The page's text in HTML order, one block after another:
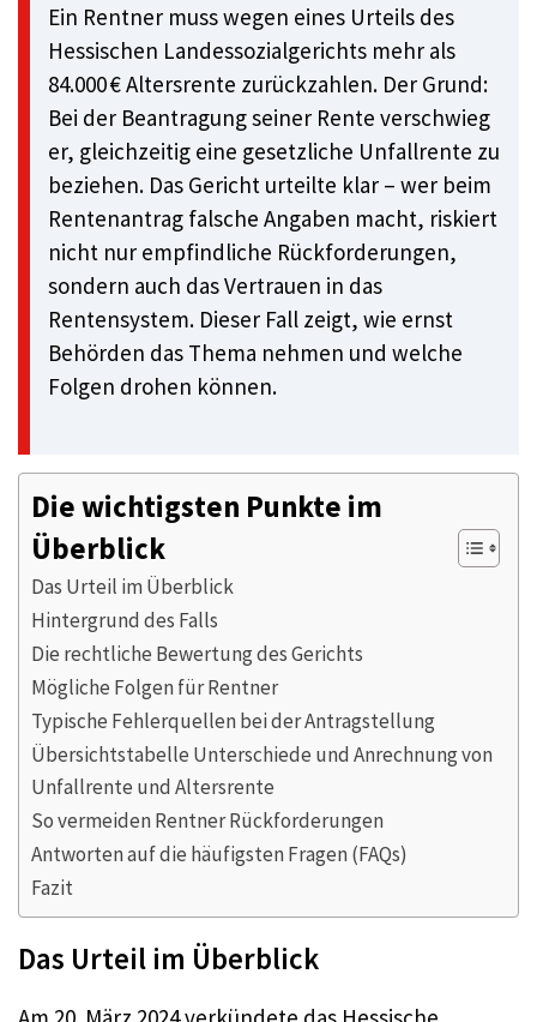
Ein Rentner muss wegen eines Urteils des
Hessischen Landessozialgerichts mehr als
84.000 € Altersrente zurückzahlen. Der Grund:
Bei der Beantragung seiner Rente verschwieg
er, gleichzeitig eine gesetzliche Unfallrente zu
beziehen. Das Gericht urteilte klar – wer beim
Rentenantrag falsche Angaben macht, riskiert
nicht nur empfindliche Rückforderungen,
sondern auch das Vertrauen in das
Rentensystem. Dieser Fall zeigt, wie ernst
Behörden das Thema nehmen und welche
Folgen drohen können.
Die wichtigsten Punkte im
Überblick
Das Urteil im Überblick
Hintergrund des Falls
Die rechtliche Bewertung des Gerichts
Mögliche Folgen für Rentner
Typische Fehlerquellen bei der Antragstellung
Übersichtstabelle Unterschiede und Anrechnung von
Unfallrente und Altersrente
So vermeiden Rentner Rückforderungen
Antworten auf die häufigsten Fragen (FAQs)
Fazit
Das Urteil im Überblick